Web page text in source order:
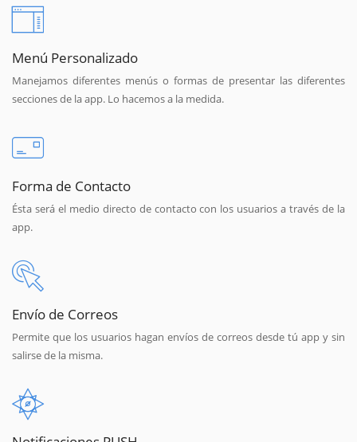
Menú Personalizado
Manejamos diferentes menús o formas de presentar las diferentes
secciones de la app. Lo hacemos a la medida.
Forma de Contacto
Ésta será el medio directo de contacto con los usuarios a través de la
app.
Envío de Correos
Permite que los usuarios hagan envíos de correos desde tú app y sin
salirse de la misma.